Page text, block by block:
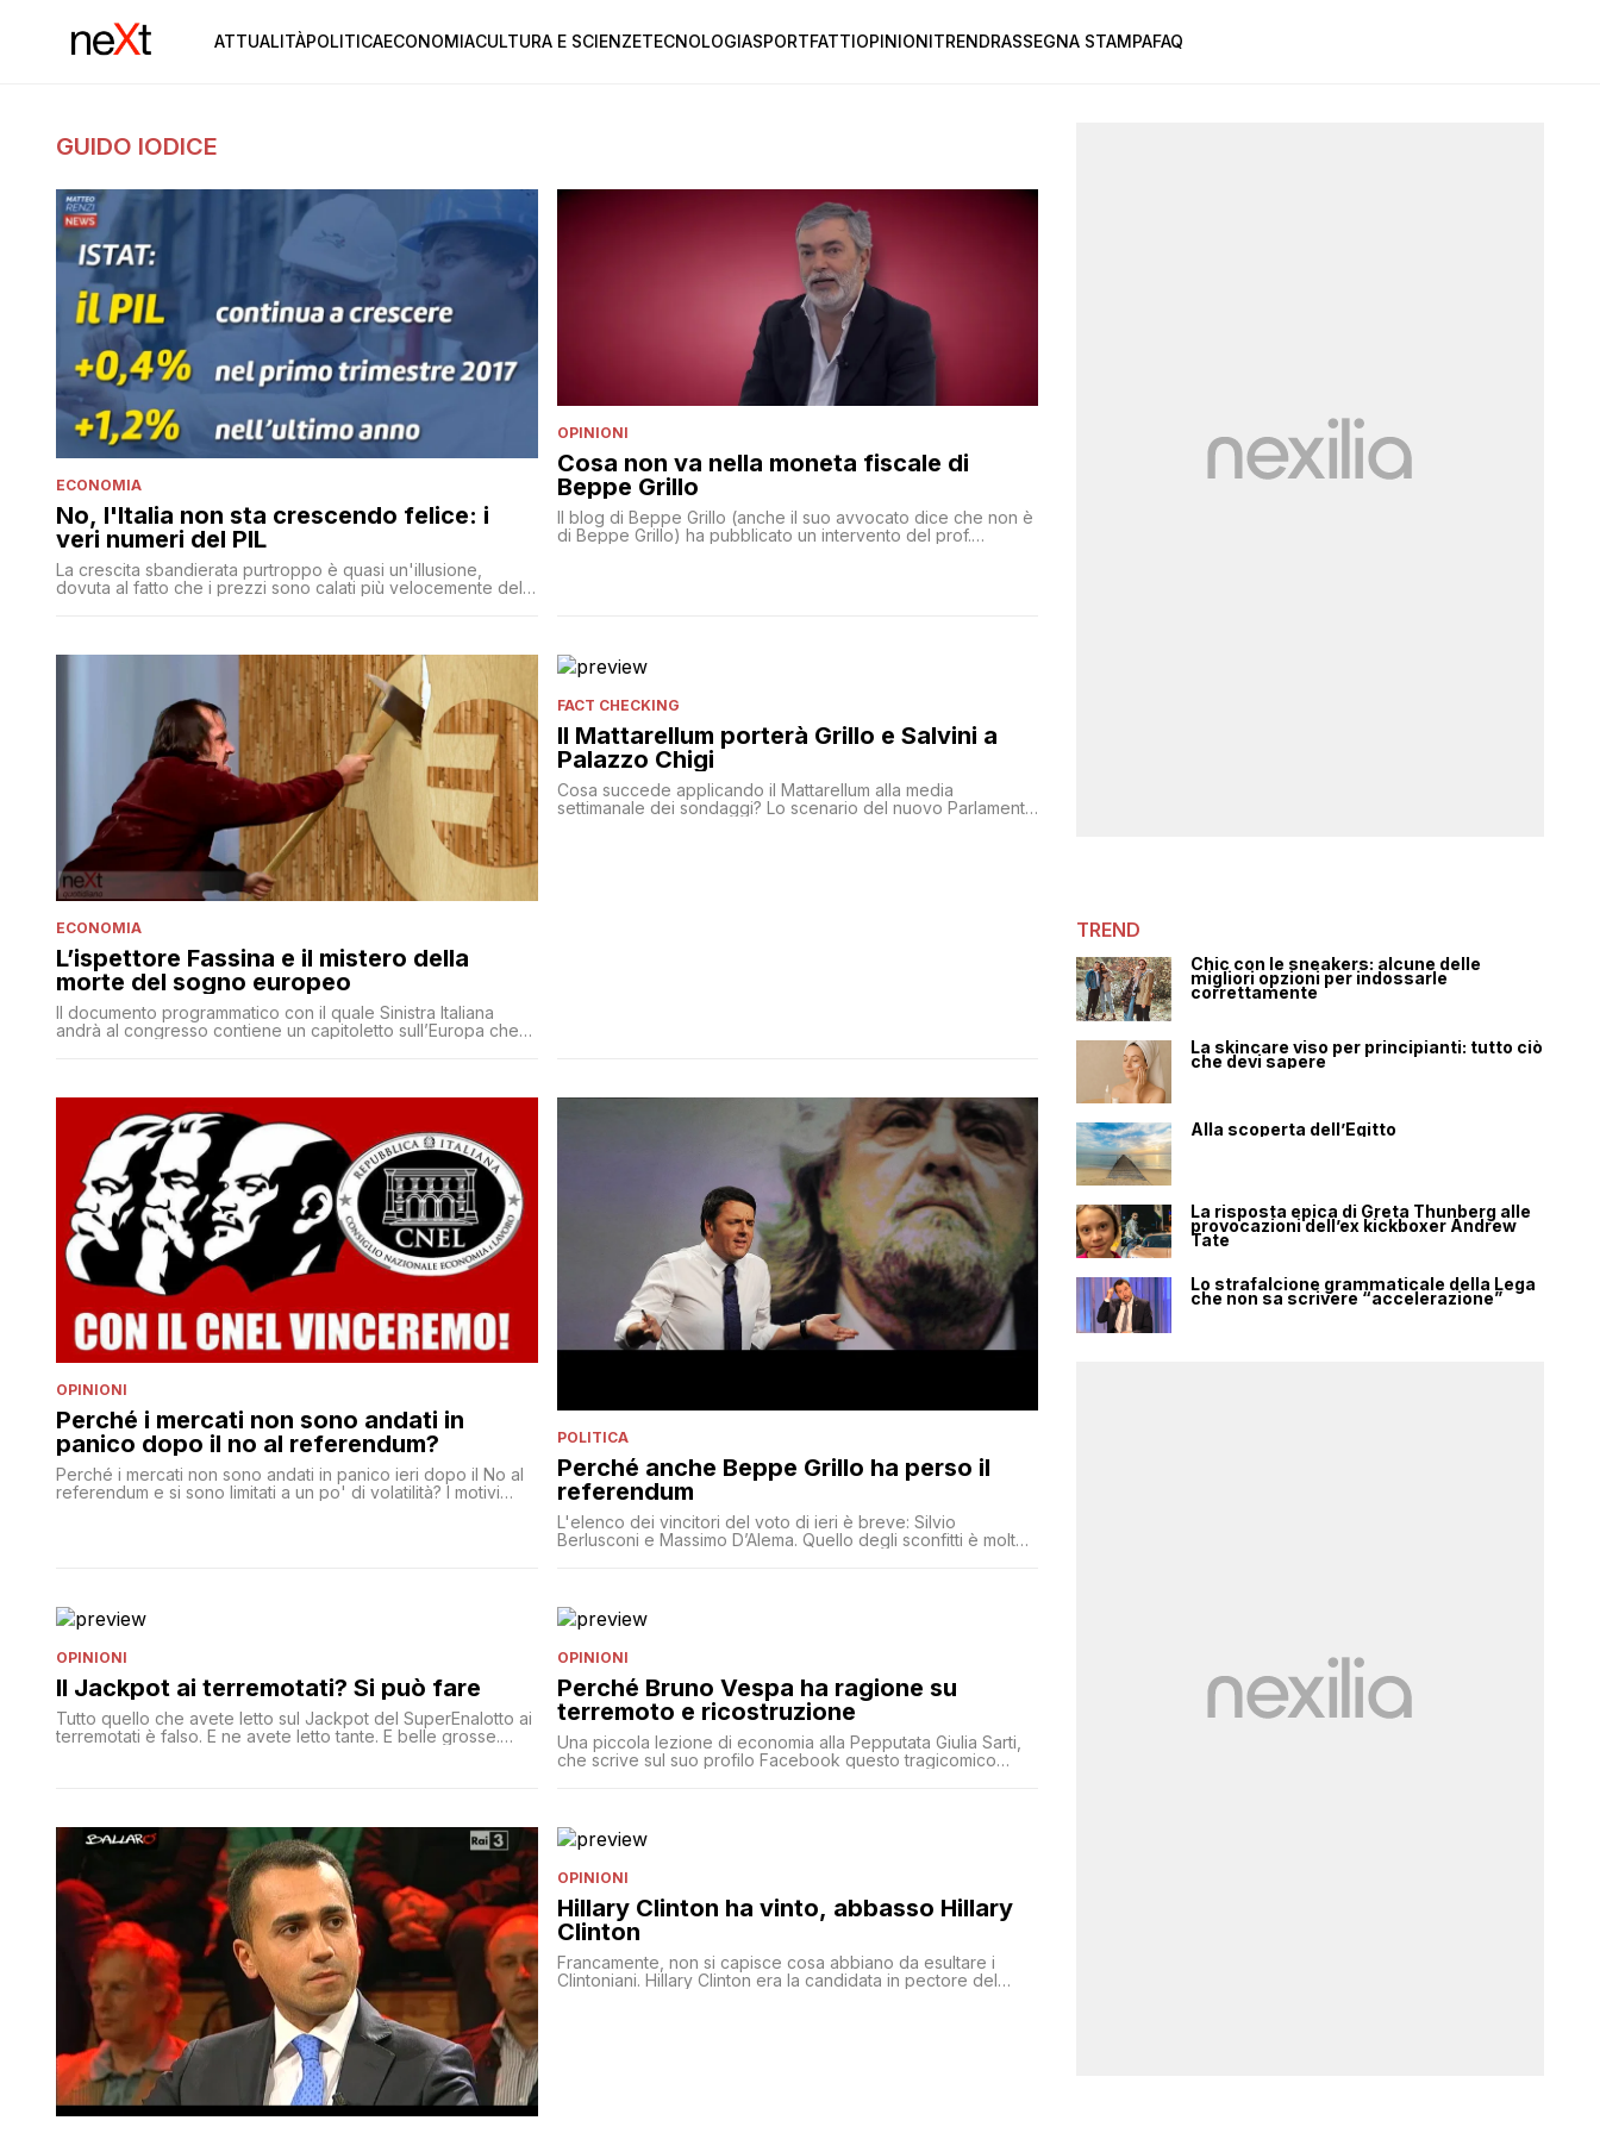
ATTUALITÀPOLITICAECONOMIACULTURA E SCIENZETECNOLOGIASPORTFATTIOPINIONITRENDRASSEGNA STAMPAFAQ
GUIDO IODICE
ECONOMIA
No, l'Italia non sta crescendo felice: i
veri numeri del PIL
La crescita sbandierata purtroppo è quasi un'illusione,
dovuta al fatto che i prezzi sono calati più velocemente del
OPINIONI
Cosa non va nella moneta fiscale di
Beppe Grillo
Il blog di Beppe Grillo (anche il suo avvocato dice che non è
di Beppe Grillo) ha pubblicato un intervento del prof.
ECONOMIA
L’ispettore Fassina e il mistero della
morte del sogno europeo
Il documento programmatico con il quale Sinistra Italiana
andrà al congresso contiene un capitoletto sull’Europa che
detto che è impossibile? Che senso avrebbe provarci?
Come si concilia l’ipotesi di uscire dall’euro con l’idea di una
riforma dell’Europa esistente? E di che tipo di uscita si
tratterebbe?
FACT CHECKING
Il Mattarellum porterà Grillo e Salvini a
Palazzo Chigi
Cosa succede applicando il Mattarellum alla media
settimanale dei sondaggi? Lo scenario del nuovo Parlamento
OPINIONI
Perché i mercati non sono andati in
panico dopo il no al referendum?
Perché i mercati non sono andati in panico ieri dopo il No al
referendum e si sono limitati a un po' di volatilità? I motivi
POLITICA
Perché anche Beppe Grillo ha perso il
referendum
L'elenco dei vincitori del voto di ieri è breve: Silvio
Berlusconi e Massimo D’Alema. Quello degli sconfitti è molto
solo da perderci dall’esito referendario. Vediamo perché
OPINIONI
Il Jackpot ai terremotati? Si può fare
Tutto quello che avete letto sul Jackpot del SuperEnalotto ai
terremotati è falso. E ne avete letto tante. E belle grosse.
OPINIONI
Perché Bruno Vespa ha ragione su
terremoto e ricostruzione
Una piccola lezione di economia alla Pepputata Giulia Sarti,
che scrive sul suo profilo Facebook questo tragicomico
ne pensi Giulia Sarti, la pietas non c'entra proprio un [']
OPINIONI
Hillary Clinton ha vinto, abbasso Hillary
Clinton
Francamente, non si capisce cosa abbiano da esultare i
Clintoniani. Hillary Clinton era la candidata in pectore del
TREND
Chic con le sneakers: alcune delle
migliori opzioni per indossarle
correttamente
La skincare viso per principianti: tutto ciò
che devi sapere
Alla scoperta dell’Egitto
La risposta epica di Greta Thunberg alle
provocazioni dell’ex kickboxer Andrew
Tate
Lo strafalcione grammaticale della Lega
che non sa scrivere “accelerazione”